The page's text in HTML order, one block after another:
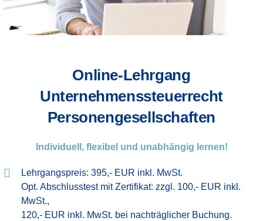
Online-Lehrgang
Unternehmenssteuerrecht
Personengesellschaften
Individuell, flexibel und unabhängig lernen!
Lehrgangspreis: 395,- EUR inkl. MwSt.
Opt. Abschlusstest mit Zertifikat: zzgl. 100,- EUR inkl.
MwSt.,
120,- EUR inkl. MwSt. bei nachträglicher Buchung.